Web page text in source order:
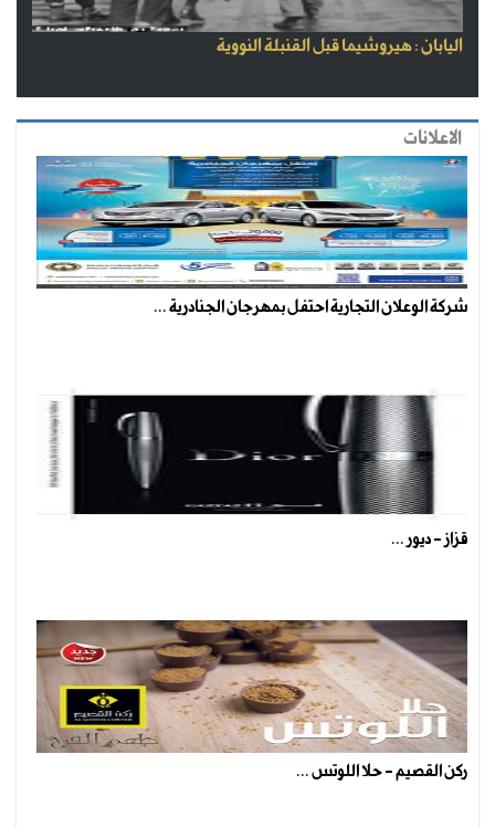
اليابان : هيروشيما قبل القنبلة النووية
الاعلانات
شركة الوعلان التجارية احتفل بمهرجان الجنادرية ...
قزاز - ديور ...
ركن القصيم - حلا اللوتس ...